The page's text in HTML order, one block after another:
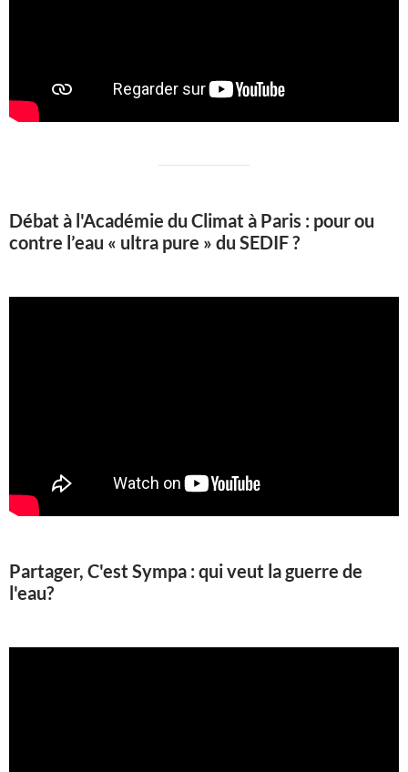
Débat à l'Académie du Climat à Paris : pour ou
contre l’eau « ultra pure » du SEDIF ?
Partager, C'est Sympa : qui veut la guerre de
l'eau?